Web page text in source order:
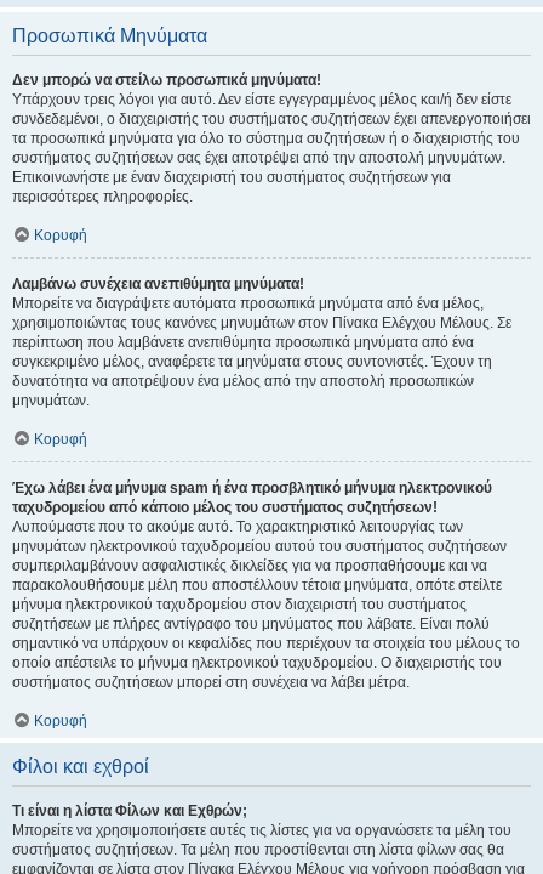
Προσωπικά Μηνύματα
Δεν μπορώ να στείλω προσωπικά μηνύματα!
Υπάρχουν τρεις λόγοι για αυτό. Δεν είστε εγγεγραμμένος μέλος και/ή δεν είστε
συνδεδεμένοι, ο διαχειριστής του συστήματος συζητήσεων έχει απενεργοποιήσει
τα προσωπικά μηνύματα για όλο το σύστημα συζητήσεων ή ο διαχειριστής του
συστήματος συζητήσεων σας έχει αποτρέψει από την αποστολή μηνυμάτων.
Επικοινωνήστε με έναν διαχειριστή του συστήματος συζητήσεων για
περισσότερες πληροφορίες.
Κορυφή
Λαμβάνω συνέχεια ανεπιθύμητα μηνύματα!
Μπορείτε να διαγράψετε αυτόματα προσωπικά μηνύματα από ένα μέλος,
χρησιμοποιώντας τους κανόνες μηνυμάτων στον Πίνακα Ελέγχου Μέλους. Σε
περίπτωση που λαμβάνετε ανεπιθύμητα προσωπικά μηνύματα από ένα
συγκεκριμένο μέλος, αναφέρετε τα μηνύματα στους συντονιστές. Έχουν τη
δυνατότητα να αποτρέψουν ένα μέλος από την αποστολή προσωπικών
μηνυμάτων.
Κορυφή
Έχω λάβει ένα μήνυμα spam ή ένα προσβλητικό μήνυμα ηλεκτρονικού
ταχυδρομείου από κάποιο μέλος του συστήματος συζητήσεων!
Λυπούμαστε που το ακούμε αυτό. Το χαρακτηριστικό λειτουργίας των
μηνυμάτων ηλεκτρονικού ταχυδρομείου αυτού του συστήματος συζητήσεων
συμπεριλαμβάνουν ασφαλιστικές δικλείδες για να προσπαθήσουμε και να
παρακολουθήσουμε μέλη που αποστέλλουν τέτοια μηνύματα, οπότε στείλτε
μήνυμα ηλεκτρονικού ταχυδρομείου στον διαχειριστή του συστήματος
συζητήσεων με πλήρες αντίγραφο του μηνύματος που λάβατε. Είναι πολύ
σημαντικό να υπάρχουν οι κεφαλίδες που περιέχουν τα στοιχεία του μέλους το
οποίο απέστειλε το μήνυμα ηλεκτρονικού ταχυδρομείου. Ο διαχειριστής του
συστήματος συζητήσεων μπορεί στη συνέχεια να λάβει μέτρα.
Κορυφή
Φίλοι και εχθροί
Τι είναι η λίστα Φίλων και Εχθρών;
Μπορείτε να χρησιμοποιήσετε αυτές τις λίστες για να οργανώσετε τα μέλη του
συστήματος συζητήσεων. Τα μέλη που προστίθενται στη λίστα φίλων σας θα
εμφανίζονται σε λίστα στον Πίνακα Ελέγχου Μέλους για γρήγορη πρόσβαση για